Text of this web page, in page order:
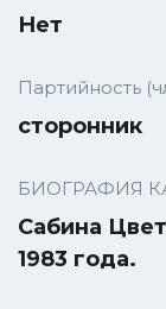
Нет
Партийность
сторонник
БИОГРАФИЯ
Сабина
1983 года.